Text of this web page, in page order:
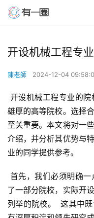
开设机械工程专
陳老師 2024-12-04
雄厚的高等院校。选择
至关重要。本文将对一
介绍，并分析其优势与
业的同学提供参考。
了一部分院校，实际开
列举的院校。  这其中